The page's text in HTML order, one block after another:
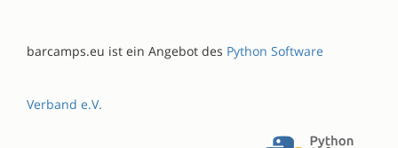
barcamps.eu ist ein Angebot des Python Software
Verband e.V.